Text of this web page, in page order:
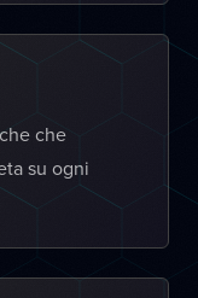
che
su ogni